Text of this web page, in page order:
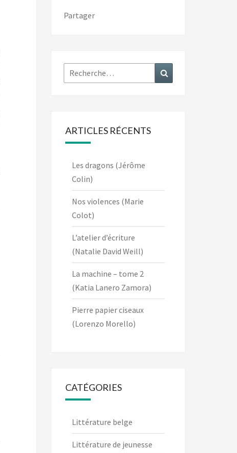
Partager
Rechercher :
ARTICLES RÉCENTS
Les dragons (Jérôme
Colin)
Nos violences (Marie
Colot)
L’atelier d’écriture
(Natalie David Weill)
La machine – tome 2
(Katia Lanero Zamora)
Pierre papier ciseaux
(Lorenzo Morello)
CATÉGORIES
Littérature belge
Littérature de jeunesse